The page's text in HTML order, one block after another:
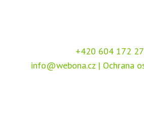
+420 604 172
info@webona.cz | Ochrana